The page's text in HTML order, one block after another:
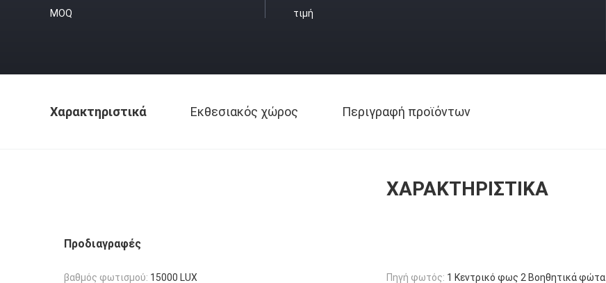
MOQ τιμή
Χαρακτηριστικά Εκθεσιακός χώρος Περιγραφή προϊόντων
ΧΑΡΑΚΤΗΡΙΣΤΙΚΆ
Προδιαγραφές
βαθμός φωτισμού: 15000 LUX Πηγή φωτός: 1 Κεντρικό φως 2 Βοηθητικά φώτα